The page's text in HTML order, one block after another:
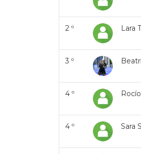
2 º Lara
3 º
4 º
4 º Sara